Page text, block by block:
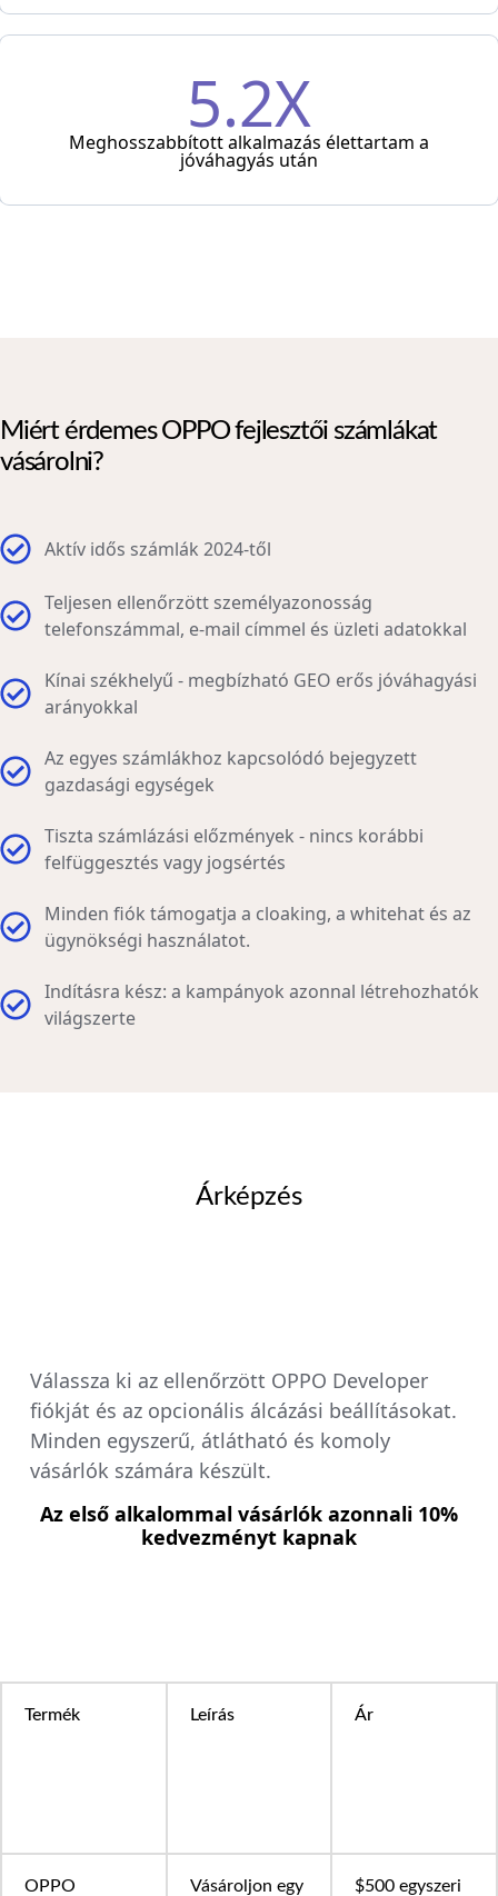
5.2X
Meghosszabbított alkalmazás élettartam a
jóváhagyás után
Miért érdemes OPPO fejlesztői számlákat
vásárolni?
Aktív idős számlák 2024-től
Teljesen ellenőrzött személyazonosság
telefonszámmal, e-mail címmel és üzleti adatokkal
Kínai székhelyű - megbízható GEO erős jóváhagyási
arányokkal
Az egyes számlákhoz kapcsolódó bejegyzett
gazdasági egységek
Tiszta számlázási előzmények - nincs korábbi
felfüggesztés vagy jogsértés
Minden fiók támogatja a cloaking, a whitehat és az
ügynökségi használatot.
Indításra kész: a kampányok azonnal létrehozhatók
világszerte
Árképzés
Válassza ki az ellenőrzött OPPO Developer
fiókját és az opcionális álcázási beállításokat.
Minden egyszerű, átlátható és komoly
vásárlók számára készült.
Az első alkalommal vásárlók azonnali 10%
kedvezményt kapnak
Termék Leírás Ár
OPPO Vásároljon egy $500 egyszeri